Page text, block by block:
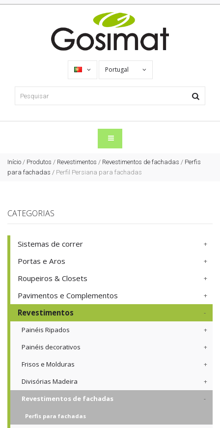
Portugal
Início / Produtos / Revestimentos / Revestimentos de fachadas / Perfis
para fachadas / Perfil Persiana para fachadas
CATEGORIAS
Sistemas de correr
Portas e Aros
Roupeiros & Closets
Pavimentos e Complementos
Revestimentos
Painéis Ripados
Painéis decorativos
Frisos e Molduras
Divisórias Madeira
Revestimentos de fachadas
Perfis para fachadas